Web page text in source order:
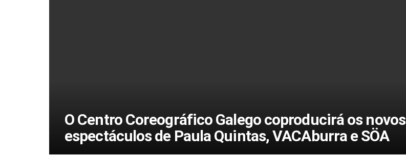
O Centro Coreográfico Galego coproducirá os novos
espectáculos de Paula Quintas, VACAburra e SÖA